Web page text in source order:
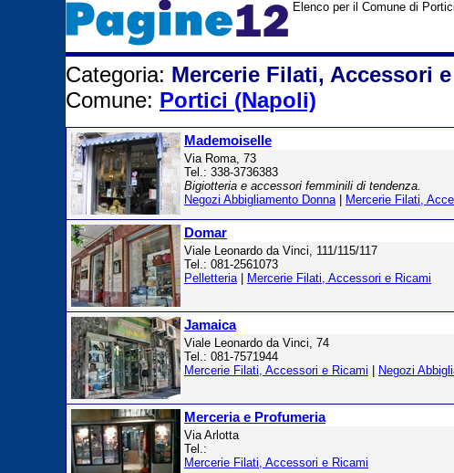
Elenco per il Comune di Portici
Categoria: Mercerie Filati, Accessori
Comune: Portici (Napoli)
Mademoiselle
Via Roma, 73
Tel.: 338-3736383
Bigiotteria e accessori femminili di tendenza.
Negozi Abbigliamento Donna| Mercerie Filati,
Domar
Viale Leonardo da Vinci, 111/115/117
Tel.: 081-2561073
Pelletteria| Mercerie Filati, Accessori e Ricami
Jamaica
Viale Leonardo da Vinci, 74
Tel.: 081-7571944
Mercerie Filati, Accessori e Ricami
Negozi
Merceria e Profumeria
Via Arlotta
Tel.:
Mercerie Filati, Accessori e Ricami